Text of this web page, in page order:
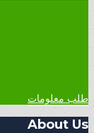
طلب معلومات
About Us